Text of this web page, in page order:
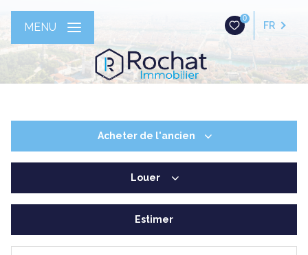
0
FR
MENU
Acheter de l'ancien
Louer
Estimer